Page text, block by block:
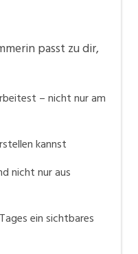
passt zu dir,
– nicht nur am
kannst
nicht nur aus
ein sichtbares